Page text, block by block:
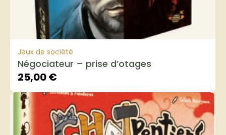
Jeux de société
Négociateur – prise d’otages
25,00€